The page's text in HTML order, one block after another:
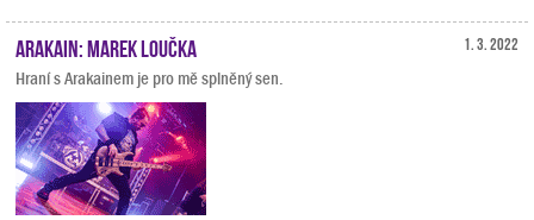
1. 3. 2022
Arakain: Marek Loučka
Hraní s Arakainem je pro mě splněný sen.